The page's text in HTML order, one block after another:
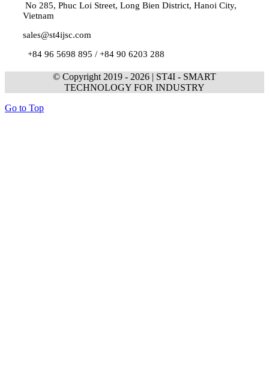
No 285, Phuc Loi Street, Long Bien District, Hanoi City,
Vietnam
sales@st4ijsc.com
+84 96 5698 895 / +84 90 6203 288
© Copyright 2019 - 2026 | ST4I - SMART
TECHNOLOGY FOR INDUSTRY
Go to Top